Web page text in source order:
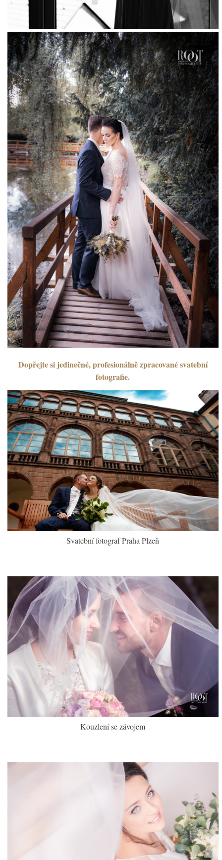
Dopřejte si jedinečné, profesionálně zpracované svatební
fotografie.
Svatební fotograf Praha Plzeň
Kouzlení se závojem